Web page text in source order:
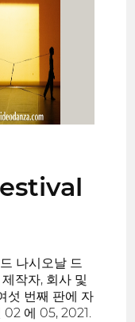
나시오날 드
작자, 회사 및
섯 번째 판에 자
02 에 05, 2021.